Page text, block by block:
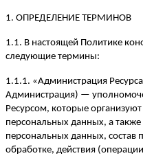
1. ОПРЕДЕЛЕНИЕ ТЕРМИНОВ
1.1. В настоящей Политике
следующие термины:
1.1.1. «Администрация Ресурса
Администрация) —
Ресурсом, которые
персональных данных, а
персональных данных,
обработке, действия